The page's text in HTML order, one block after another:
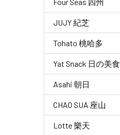
JUJY 紀芝
Tohato 桃哈多
Yat Snack 日の美食
Asahi 朝日
CHAO SUA 座山
Lotte 樂天